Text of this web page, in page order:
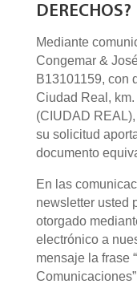
DERECHOS?
Mediante
Congemar &
B13101159, con
Ciudad Real,
(CIUDAD
su solicitud
documento
En las
newsletter usted
otorgado
electrónico a
mensaje la frase